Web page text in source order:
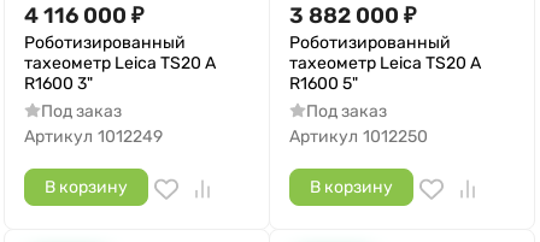
4 116 000 ₽
Роботизированный
тахеометр Leica TS20 A
R1600 3"
Под заказ
Артикул 1012249
В корзину
3 882 000 ₽
Роботизированный
тахеометр Leica TS20 A
R1600 5"
Под заказ
Артикул 1012250
В корзину